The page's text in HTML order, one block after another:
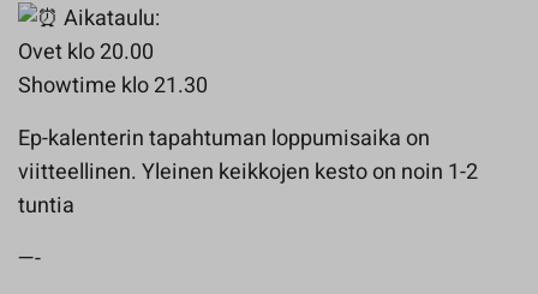
Aikataulu:
Ovet klo 20.00
Showtime klo 21.30
Ep-kalenterin tapahtuman loppumisaika on
viitteellinen. Yleinen keikkojen kesto on noin 1-2
tuntia
—-